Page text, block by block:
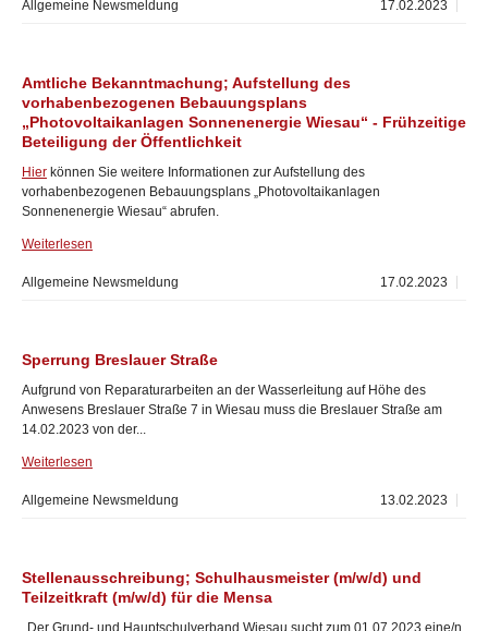
17.02.2023
Allgemeine Newsmeldung
Amtliche Bekanntmachung; Aufstellung des
vorhabenbezogenen Bebauungsplans
„Photovoltaikanlagen Sonnenenergie Wiesau“ - Frühzeitige
Beteiligung der Öffentlichkeit
Hier können Sie weitere Informationen zur Aufstellung des
vorhabenbezogenen Bebauungsplans „Photovoltaikanlagen
Sonnenenergie Wiesau“ abrufen.
Weiterlesen
17.02.2023
Allgemeine Newsmeldung
Sperrung Breslauer Straße
Aufgrund von Reparaturarbeiten an der Wasserleitung auf Höhe des
Anwesens Breslauer Straße 7 in Wiesau muss die Breslauer Straße am
14.02.2023 von der...
Weiterlesen
13.02.2023
Allgemeine Newsmeldung
Stellenausschreibung; Schulhausmeister (m/w/d) und
Teilzeitkraft (m/w/d) für die Mensa
Der Grund- und Hauptschulverband Wiesau sucht zum 01.07.2023 eine/n